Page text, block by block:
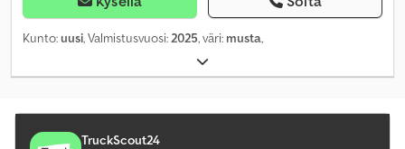
Kunto:uusi, Valmistusvuosi: 2025, väri: musta,
TruckScout24